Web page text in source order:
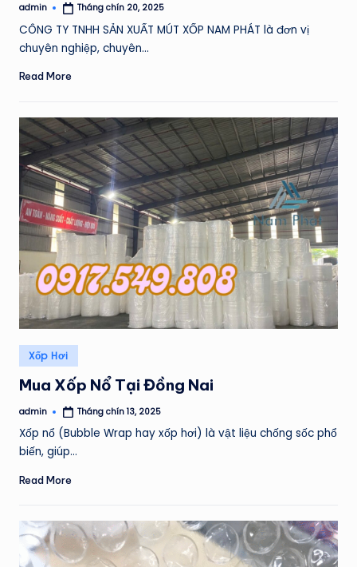
Posted
admin Tháng chín 20, 2025
CÔNG TY TNHH SẢN XUẤT MÚT XỐP NAM PHÁT là đơn vị
chuyên nghiệp, chuyên…
Read More
Posted
in
Xốp Hơi
Mua Xốp Nổ Tại Đồng Nai
Posted
admin Tháng chín 13, 2025
Xốp nổ (Bubble Wrap hay xốp hơi) là vật liệu chống sốc phổ
biến, giúp…
Read More